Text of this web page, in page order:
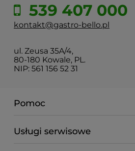
539 407 000
kontakt@gastro-bello.pl
ul. Zeusa 35A/4,
80-180 Kowale, PL.
NIP: 561 156 52 31
Pomoc
Usługi serwisowe